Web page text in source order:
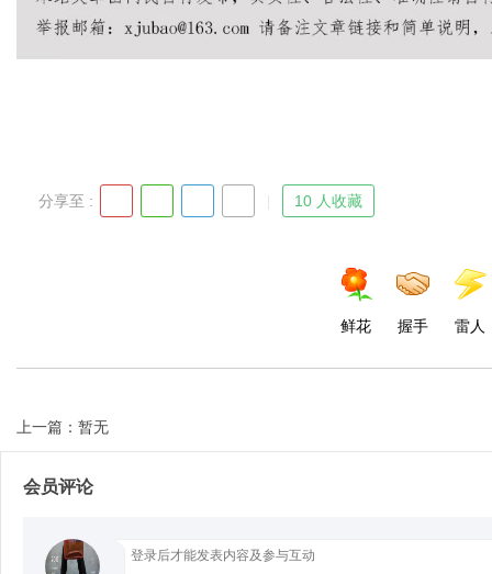
分享至 : 10 人收藏
鲜花 握手 雷人
上一篇：暂无
会员评论